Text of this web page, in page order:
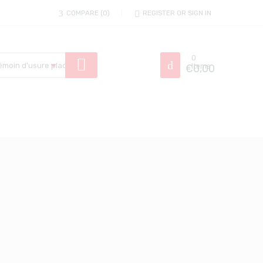
COMPARE 0 REGISTER OR SIGN IN
0
Items
€0,00